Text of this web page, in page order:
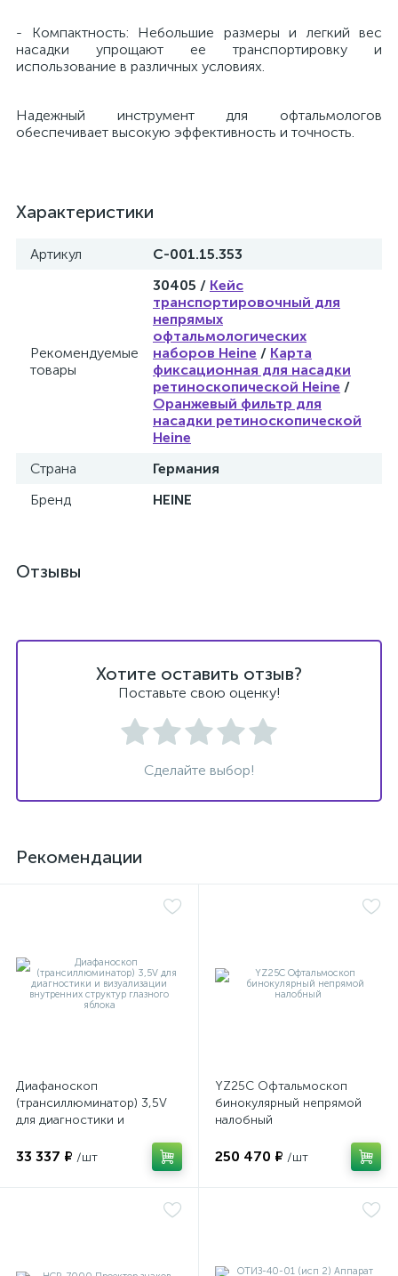
- Компактность: Небольшие размеры и легкий вес
насадки упрощают ее транспортировку и
использование в различных условиях.
Надежный инструмент для офтальмологов
обеспечивает высокую эффективность и точность.
Характеристики
Артикул С-001.15.353
Рекомендуемые
товары
30405 / Кейс
транспортировочный для
непрямых
офтальмологических
наборов Heine / Карта
фиксационная для насадки
ретиноскопической Heine /
Оранжевый фильтр для
насадки ретиноскопической
Heine
Страна
Германия
Бренд
HEINE
Отзывы
Хотите оставить отзыв?
Поставьте свою оценку!
Сделайте выбор!
Рекомендации
Диафаноскоп
(трансиллюминатор) 3,5V
для диагностики и
структур глазного яблока
33 337 ₽ /шт
YZ25C Офтальмоскоп
бинокулярный непрямой
налобный
250 470 ₽ /шт